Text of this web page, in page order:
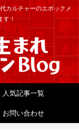
カルチャーのエポックメ
す！
人気記事一覧
お問い合わせ